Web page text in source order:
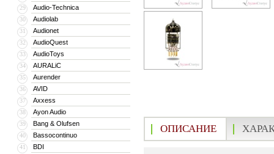
29 Audio-Technica
30 Audiolab
31 Audionet
32 AudioQuest
33 AudioToys
34 AURALiC
35 Aurender
36 AVID
37 Axxess
38 Ayon Audio
39 Bang & Olufsen
40 Bassocontinuo
41 BDI
ОПИСАНИЕ